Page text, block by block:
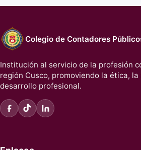
Colegio de Contadores
Institución al servicio de la profesión
región Cusco, promoviendo la ética,
desarrollo profesional.